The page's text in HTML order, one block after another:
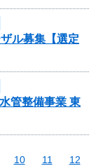
ル募集【選定
管整備事業 東
10 11
12